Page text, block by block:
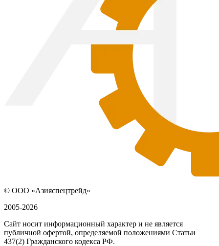
© ООО «Азияспецтрейд»
2005-2026
Сайт носит информационный характер и не является
публичной офертой, определяемой положениями Статьи
437(2) Гражданского кодекса РФ.